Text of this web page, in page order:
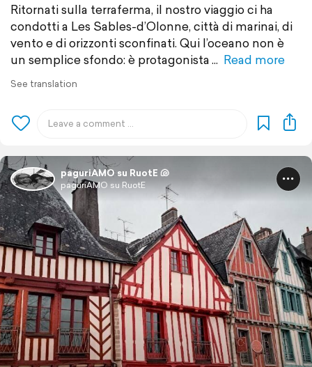
Ritornati sulla terraferma, il nostro viaggio ci ha
condotti a Les Sables-d’Olonne, città di marinai, di
vento e di orizzonti sconfinati. Qui l’oceano non è
un semplice sfondo: è protagonista
Read more
See translation
paguriAMO su RuotE 🐚
paguriAMO su RuotE